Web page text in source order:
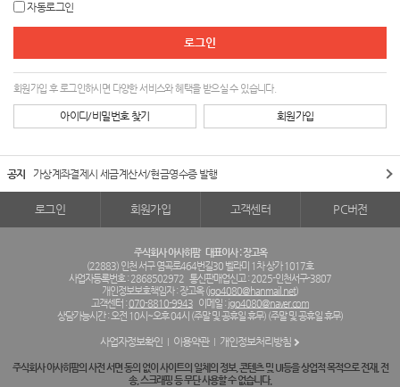
자동로그인
회원가입 후 로그인하시면 다양한 서비스와 혜택을 받으실 수 있습니다.
아이디/비밀번호 찾기 회원가입
공지 가상계좌결제시 세금계산서/현금영수증 발행
로그인 회원가입 고객센터 PC버전
주식회사 아사히팜 대표이사 : 장고옥
(22883) 인천 서구 염곡로464번길30 벨라미 1차 상가 1017호
사업자등록번호 : 2868502972 통신판매업신고 : 2025-인천서구-3807
개인정보보호책임자 : 장고옥 (jgo4080@hanmail.net)
고객센터 :070-8810-9943 이메일 : jgo4080@naver.com
상담가능시간 : 오전 10시~오후 04시 (주말 및 공휴일 휴무) (주말 및 공휴일 휴무)
사업자정보확인 이용약관 개인정보처리방침
주식회사 아사히팜의 사전 서면 동의 없이 사이트의 일체의 정보, 콘텐츠 및 UI등을 상업적 목적으로 전재, 전
송, 스크래핑 등 무단 사용할 수 없습니다.